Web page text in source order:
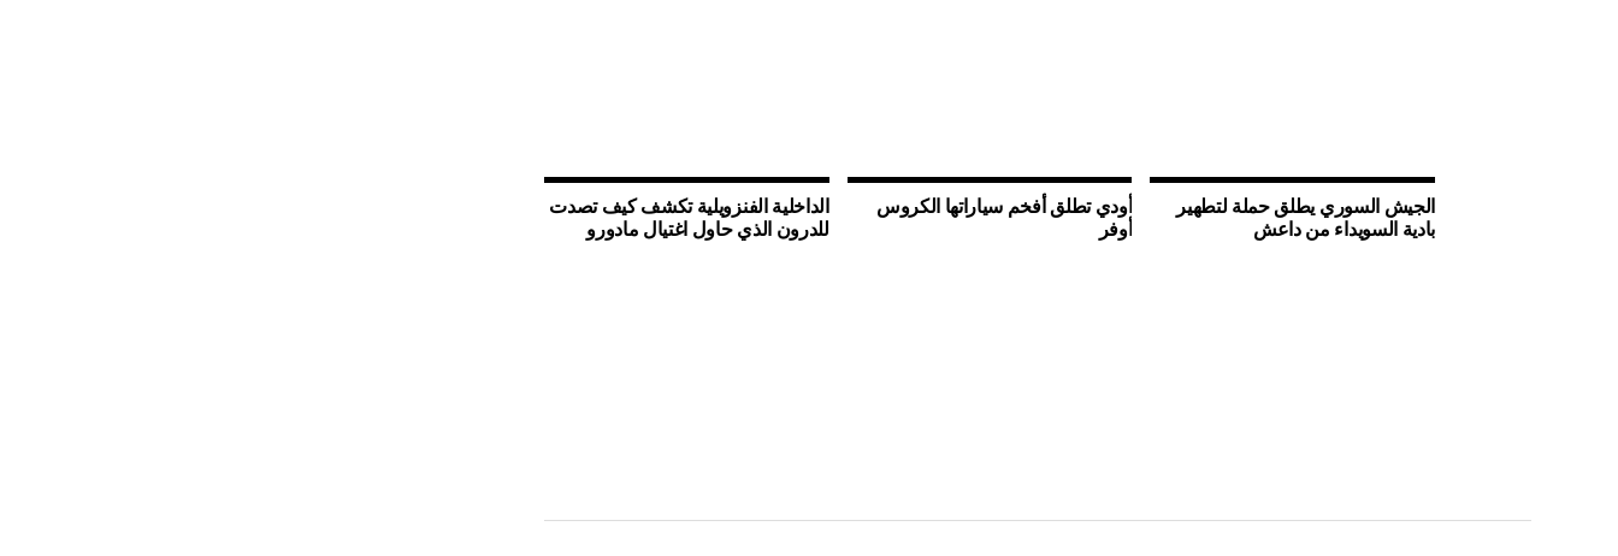
الجيش السوري يطلق حملة لتطهير
بادية السويداء من داعش
أودي تطلق أفخم سياراتها الكروس
أوفر
الداخلية الفنزويلية تكشف كيف تصدت
للدرون الذي حاول اغتيال مادورو